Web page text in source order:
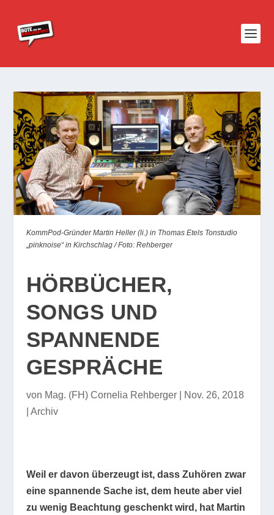
KommPod-Gründer Martin Heller (li.) in Thomas Etels Tonstudio
„pinknoise“ in Kirchschlag / Foto: Rehberger
HÖRBÜCHER,
SONGS UND
SPANNENDE
GESPRÄCHE
von Mag. (FH) Cornelia Rehberger|
Nov. 26, 2018
Archiv
Weil er davon überzeugt ist, dass Zuhören zwar
eine spannende Sache ist, dem heute aber viel
zu wenig Beachtung geschenkt wird, hat Martin